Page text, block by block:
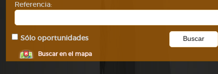
Referencia:
Sólo oportunidades
Buscar en el mapa